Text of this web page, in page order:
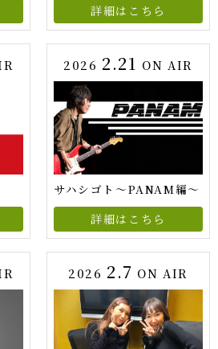
詳細はこちら
2026 2.21 ON AIR
サハシゴト～PANAM編～
詳細はこちら
2026 2.7 ON AIR